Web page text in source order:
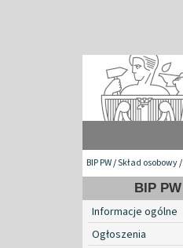
BIP PW/Skład osobowy/
BIP PW
Informacje ogólne
Ogłoszenia